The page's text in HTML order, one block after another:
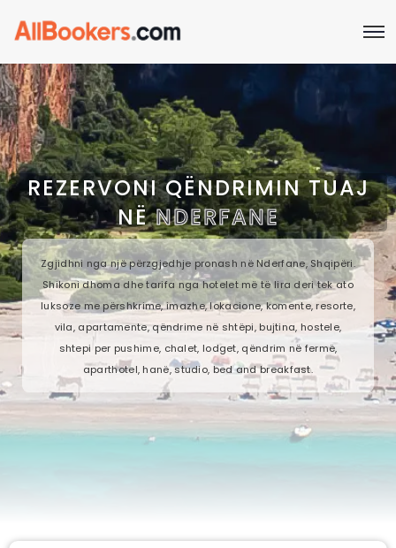
REZERVONI QËNDRIMIN TUAJ
NËNDERFANE
Zgjidhni nga një përzgjedhje pronash në Nderfane, Shqipëri.
Shikoni dhoma dhe tarifa nga hotelet më të lira deri tek ato
luksoze me përshkrime, imazhe, lokacione, komente, resorte,
vila, apartamente, qëndrime në shtëpi, bujtina, hostele,
shtepi per pushime, chalet, lodget, qëndrim në fermë,
aparthotel, hanë, studio, bed and breakfast.